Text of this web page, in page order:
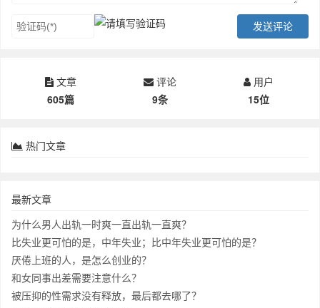
文章
605篇
评论
9条
用户
15位
热门文章
最新文章
为什么男人出轨一时爽一直出轨一直爽？
比失业更可怕的是，中年失业；比中年失业更可怕的是？
厌倦上班的人，是怎么创业的？
和女同事出差需要注意什么？
被压抑的性需求没有释放，最后都去哪了？